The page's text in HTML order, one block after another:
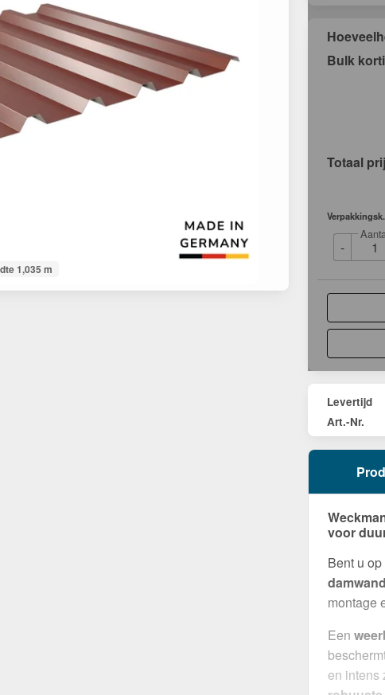
1,035 m
Bulk
Totaal
-
Levertijd
Art.-Nr.
voor
Bent u
montage
Een
en intens